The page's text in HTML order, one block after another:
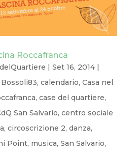
Roccafranca
| Set 16, 2014|
Bossoli83, calendario, Casa nel
, case del quartiere,
San Salvario, centro sociale
, circoscrizione 2, danza,
Point, musica, San Salvario,